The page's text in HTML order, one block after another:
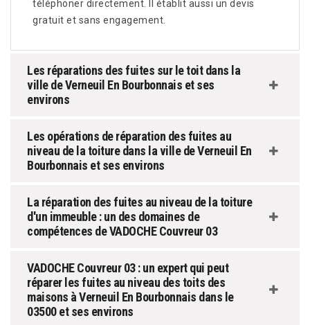
téléphoner directement. Il établit aussi un devis
gratuit et sans engagement.
Les réparations des fuites sur le toit dans la
ville de Verneuil En Bourbonnais et ses
environs
Les opérations de réparation des fuites au
niveau de la toiture dans la ville de Verneuil En
Bourbonnais et ses environs
La réparation des fuites au niveau de la toiture
d'un immeuble : un des domaines de
compétences de VADOCHE Couvreur 03
VADOCHE Couvreur 03 : un expert qui peut
réparer les fuites au niveau des toits des
maisons à Verneuil En Bourbonnais dans le
03500 et ses environs